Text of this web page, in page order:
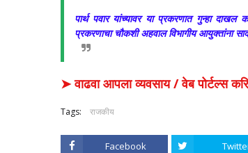
पार्थ पवार यांच्यावर या प्रकरणात गुन्हा
प्रकरणाचा चौकशी अहवाल विभागीय आयुक्तांना
➤ वाढवा आपला व्यवसाय / वेब पोर्टल्स
Tags: राजकीय
Facebook